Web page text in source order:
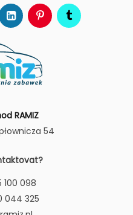
RAMIZ
54
100 098
044 325